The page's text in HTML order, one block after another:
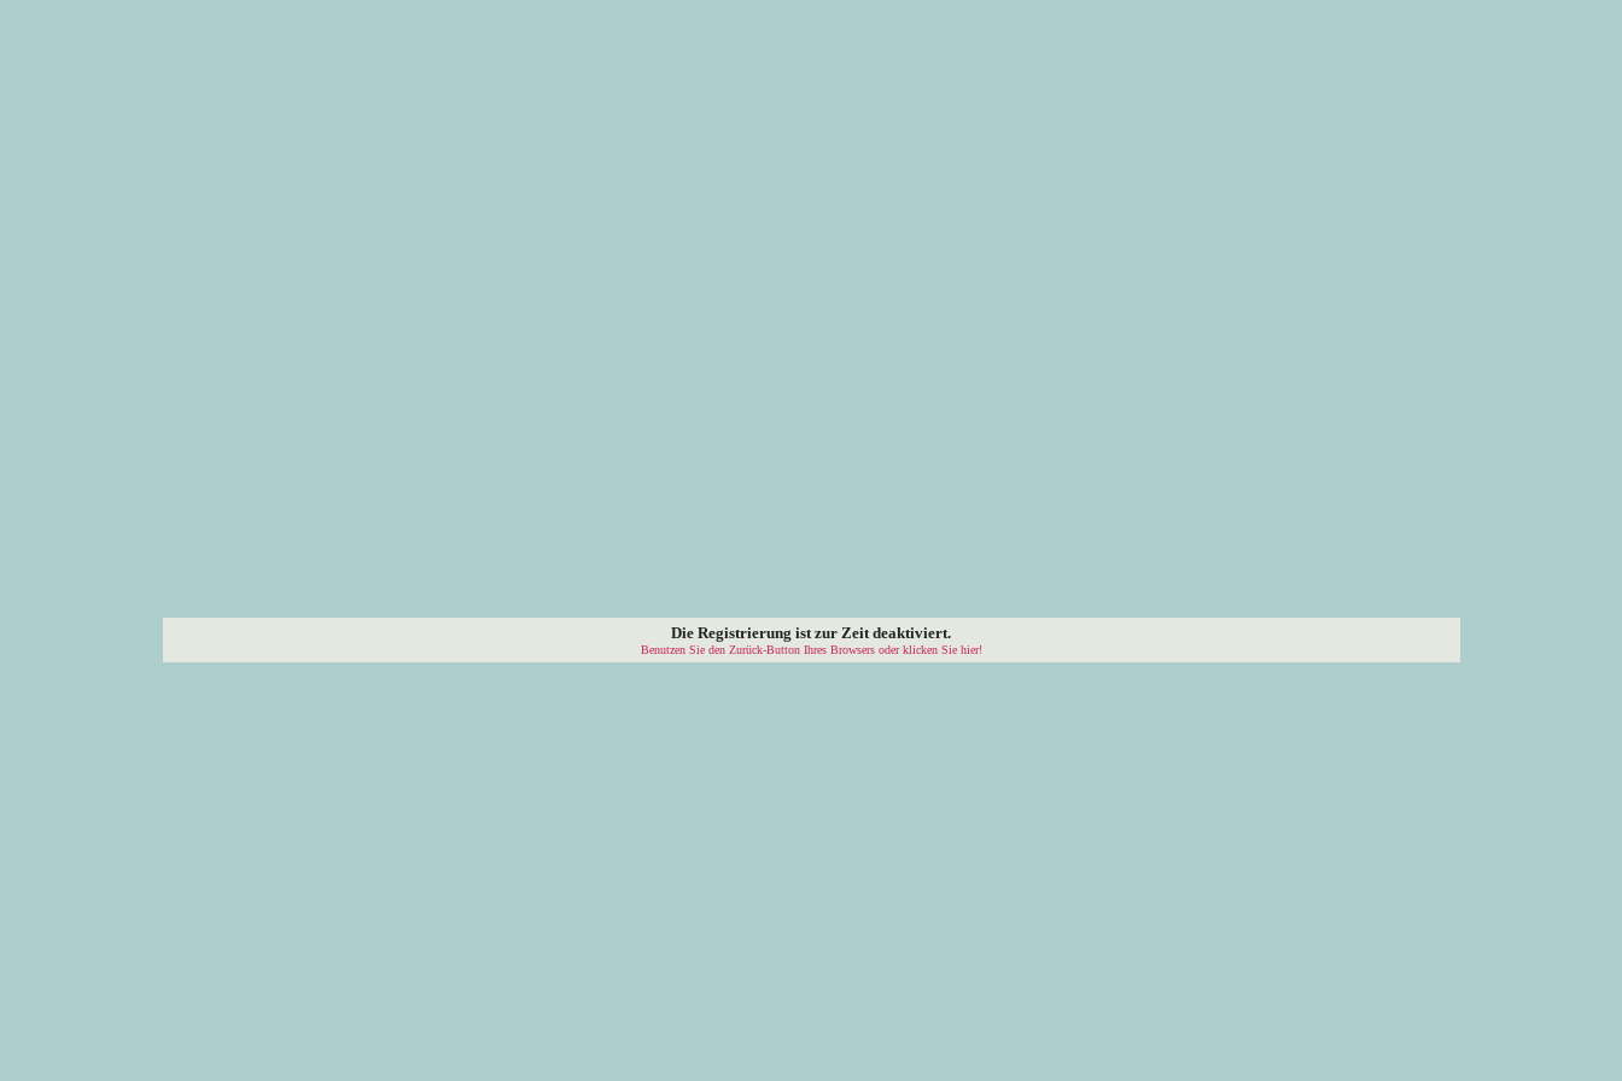
Die Registrierung ist zur Zeit deaktiviert.
Benutzen Sie den Zurück-Button Ihres Browsers oder klicken Sie hier!